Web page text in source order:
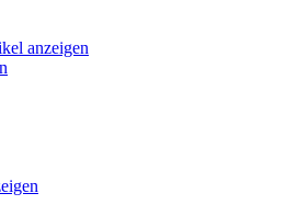
anzeigen